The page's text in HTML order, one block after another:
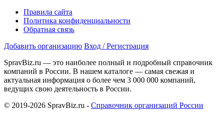
Правила сайта
Политика конфиденциальности
Обратная связь
Добавить организацию Вход / Регистрация
SpravBiz.ru — это наиболее полный и подробный справочник
компаний в России. В нашем каталоге — самая свежая и
актуальная информация о более чем 3 000 000 компаний,
ведущих свою деятельность в России.
© 2019-2026 SpravBiz.ru - Справочник организаций России